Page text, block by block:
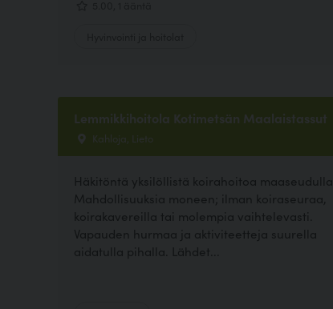
Lemmikkihoitola Kotimetsän Maalaistassut
Kahloja, Lieto
Häkitöntä yksilöllistä koirahoitoa maaseudulla.
Mahdollisuuksia moneen; ilman koiraseuraa,
koirakavereilla tai molempia vaihtelevasti.
Vapauden hurmaa ja aktiviteetteja suurella
aidatulla pihalla. Lähdet...